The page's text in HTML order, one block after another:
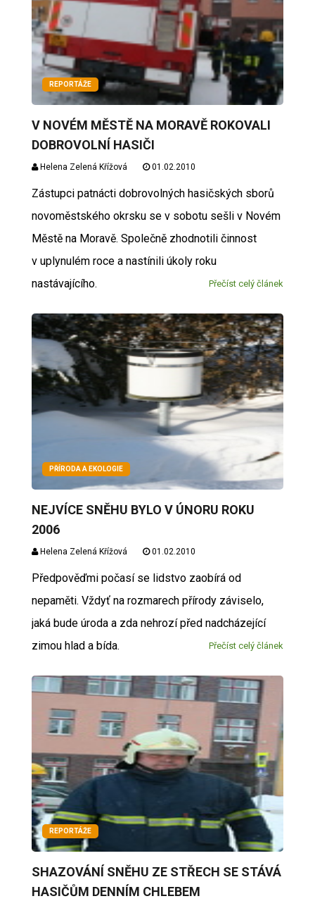
REPORTÁŽE
V NOVÉM MĚSTĚ NA MORAVĚ ROKOVALI
DOBROVOLNÍ HASIČI
Helena Zelená Křížová 01.02.2010
Zástupci patnácti dobrovolných hasičských sborů
novoměstského okrsku se v sobotu sešli v Novém
Městě na Moravě. Společně zhodnotili činnost
v uplynulém roce a nastínili úkoly roku
nastávajícího.
Přečíst celý článek
PŘÍRODA A EKOLOGIE
NEJVÍCE SNĚHU BYLO V ÚNORU ROKU
2006
Helena Zelená Křížová 01.02.2010
Předpověďmi počasí se lidstvo zaobírá od
nepaměti. Vždyť na rozmarech přírody záviselo,
jaká bude úroda a zda nehrozí před nadcházející
zimou hlad a bída.
Přečíst celý článek
REPORTÁŽE
SHAZOVÁNÍ SNĚHU ZE STŘECH SE STÁVÁ
HASIČŮM DENNÍM CHLEBEM